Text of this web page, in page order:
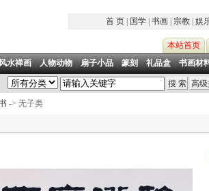
首 页| 国学| 书画| 宗教| 娱
本站首页
水禅画|人物动物|扇子小品|篆刻 |礼品盒|书画材
-> 无子类